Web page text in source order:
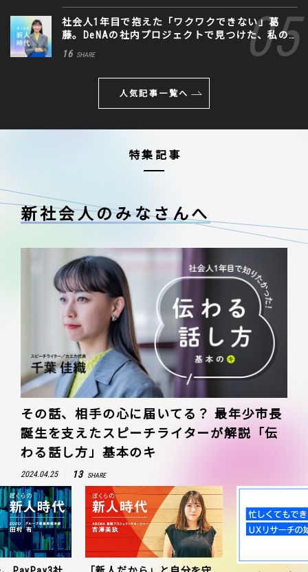
社会人1年目で抱えた「ワクワクできない」葛
藤。DeNAの社内プロジェクトで見つけた、私の
生きる道
16 SHARE
人気記事一覧へ
特集記事
新社会人のみなさんへ
その話、相手の心に届いてる？ 最年少市長
誕生を支えたスピーチライターが解説「伝
わる話し方」基本のキ
2024.04.25 13 SHARE